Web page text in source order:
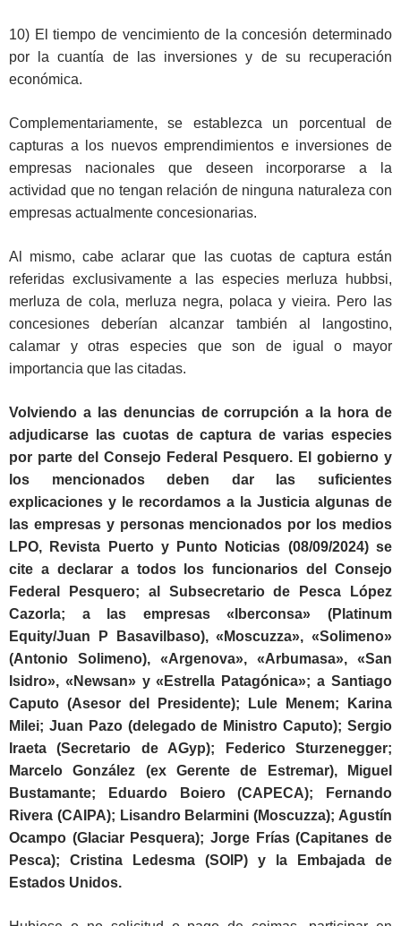
10) El tiempo de vencimiento de la concesión determinado
por la cuantía de las inversiones y de su recuperación
económica.
Complementariamente, se establezca un porcentual de
capturas a los nuevos emprendimientos e inversiones de
empresas nacionales que deseen incorporarse a la
actividad que no tengan relación de ninguna naturaleza con
empresas actualmente concesionarias.
Al mismo, cabe aclarar que las cuotas de captura están
referidas exclusivamente a las especies merluza hubbsi,
merluza de cola, merluza negra, polaca y vieira. Pero las
concesiones deberían alcanzar también al langostino,
calamar y otras especies que son de igual o mayor
importancia que las citadas.
Volviendo a las denuncias de corrupción a la hora de
adjudicarse las cuotas de captura de varias especies
por parte del Consejo Federal Pesquero. El gobierno y
los mencionados deben dar las suficientes
explicaciones y le recordamos a la Justicia algunas de
las empresas y personas mencionados por los medios
LPO, Revista Puerto y Punto Noticias (08/09/2024) se
cite a declarar a todos los funcionarios del Consejo
Federal Pesquero; al Subsecretario de Pesca López
Cazorla; a las empresas «Iberconsa» (Platinum
Equity/Juan P Basavilbaso), «Moscuzza», «Solimeno»
(Antonio Solimeno), «Argenova», «Arbumasa», «San
Isidro», «Newsan» y «Estrella Patagónica»; a Santiago
Caputo (Asesor del Presidente); Lule Menem; Karina
Milei; Juan Pazo (delegado de Ministro Caputo); Sergio
Iraeta (Secretario de AGyp); Federico Sturzenegger;
Marcelo González (ex Gerente de Estremar), Miguel
Bustamante; Eduardo Boiero (CAPECA); Fernando
Rivera (CAIPA); Lisandro Belarmini (Moscuzza); Agustín
Ocampo (Glaciar Pesquera); Jorge Frías (Capitanes de
Pesca); Cristina Ledesma (SOIP) y la Embajada de
Estados Unidos.